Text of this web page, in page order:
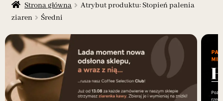
Strona główna
Atrybut produktu: Stopień palenia
ziaren
Średni